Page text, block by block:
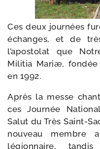
Ces deux jour­nées
échanges, et de
l’apostolat que
Militia Mariæ,
en 1992.
Après la messe
ces Journée
Salut du Très Saint-​
nou­veau membre
légion­naire,